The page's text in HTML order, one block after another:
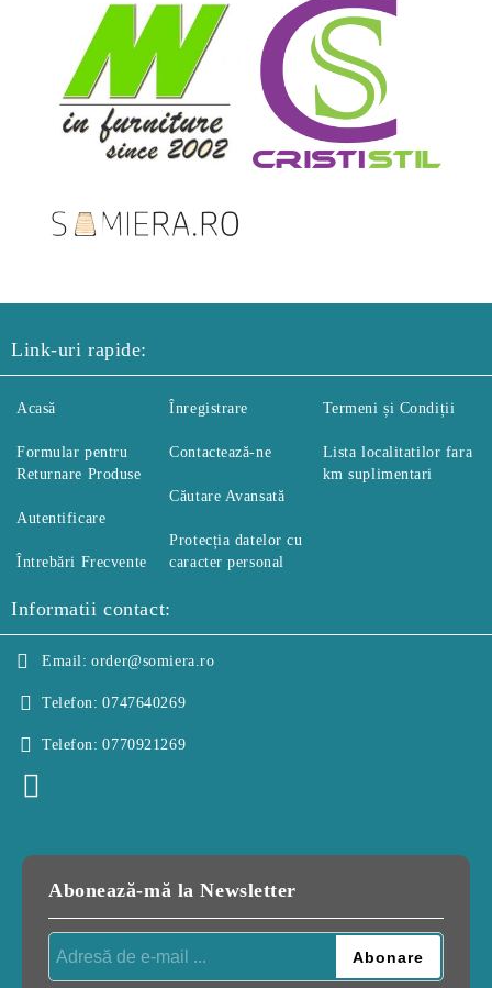
Link-uri rapide:
Acasă
Formular pentru
Returnare Produse
Autentificare
Întrebări Frecvente
Înregistrare
Contactează-ne
Căutare Avansată
Protecția datelor cu
caracter personal
Termeni și Condiții
Lista localitatilor fara
km suplimentari
Informatii contact:
Email: order@somiera.ro
Telefon: 0747640269
Telefon: 0770921269
Abonează-mă la Newsletter